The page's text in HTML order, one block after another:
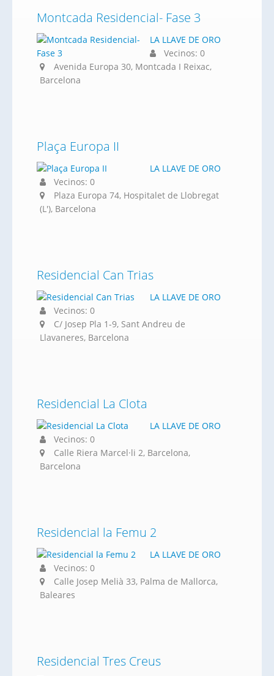
Montcada Residencial- Fase 3
LA LLAVE DE ORO
Vecinos: 0
Avenida Europa 30, Montcada I Reixac,
Barcelona
Plaça Europa II
LA LLAVE DE ORO
Vecinos: 0
Plaza Europa 74, Hospitalet de Llobregat
(L'), Barcelona
Residencial Can Trias
LA LLAVE DE ORO
Vecinos: 0
C/ Josep Pla 1-9, Sant Andreu de
Llavaneres, Barcelona
Residencial La Clota
LA LLAVE DE ORO
Vecinos: 0
Calle Riera Marcel·li 2, Barcelona,
Barcelona
Residencial la Femu 2
LA LLAVE DE ORO
Vecinos: 0
Calle Josep Melià 33, Palma de Mallorca,
Baleares
Residencial Tres Creus